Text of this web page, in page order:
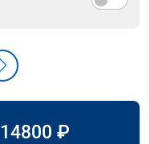
14800 ₽